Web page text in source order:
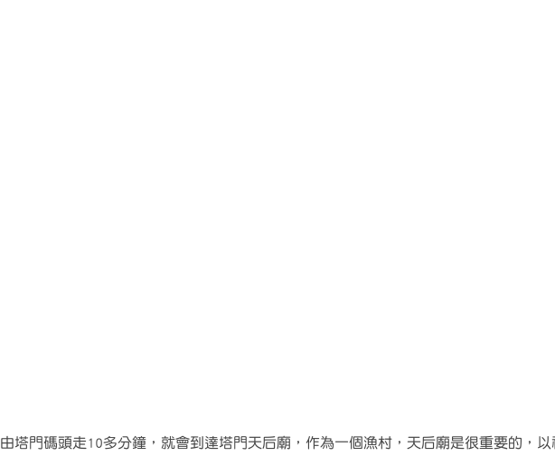
由塔門碼頭走10多分鐘，就會到達塔門天后廟，作為一個漁村，天后廟是很重要的，